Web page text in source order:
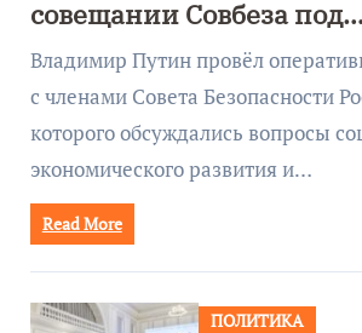
совещании Совбеза под
руководством Путина
Владимир Путин провёл
с членами Совета Безопасности
которого обсуждались вопросы
экономического развития и…
Read More
ПОЛИТИКА